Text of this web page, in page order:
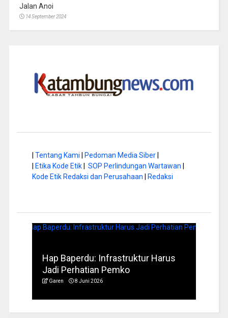
Jalan Anoi
14 September 2024
Tentang Kami Pedoman Media Siber|
Etika Kode Etik| SOP Perlindungan Wartawan
Kode Etik Redaksi dan Perusahaan
Redaksi
Hap Baperdu: Infrastruktur Harus
Jadi Perhatian Pemko
Garen 8 Juni 2026